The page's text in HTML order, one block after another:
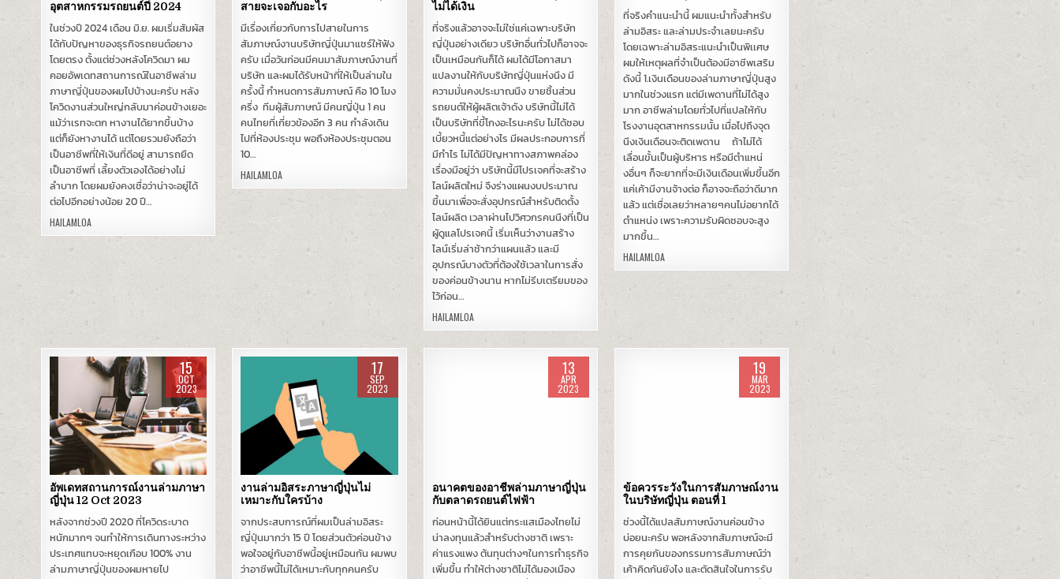
อุตสาหกรรมรถยนต์ปี 2024
ในช่วงปี 2024 เดือน มิ.ย. ผมเริ่มสัมผัส
ได้กับปัญหาของธุรกิจรถยนต์อยาง
โดยตรง ตั้งแต่ช่วงหลังโควิดมา ผม
คอยอัพเดทสถานการณ์ในอาชีพล่าม
ภาษาญี่ปุ่นของผมไปบ้างนะครับ หลัง
โควิดงานส่วนใหญ่กลับมาค่อนข้างเยอะ
แม้ว่าเรทจะตก หางานได้ยากขึ้นบ้าง
แต่ก็ยังหางานได้ แต่โดยรวมยังถือว่า
เป็นอาชีพที่ให้เงินที่ดีอยู่ สามารถยึด
เป็นอาชีพที่ เลี้ยงตัวเองได้อย่างไม่
ลำบาก โดยผมยังคงเชื่อว่าน่าจะอยู่ได้
ต่อไปอีกอย่างน้อย 20 ปี…
HAILAMLOA
สายจะเจอกับอะไร
มีเรื่องเกี่ยวกับการไปสายในการ
สัมภาษณ์งานบริษัทญี่ปุ่นมาแชร์ให้ฟัง
ครับ เมื่อวันก่อนมีคนมาสัมภาษณ์งานที่
บริษัท และผมได้รับหน้าที่ให้เป็นล่ามใน
ครั้งนี้ กำหนดการสัมภาษณ์ คือ 10 โมง
ครึ่ง ทีมผู้สัมภาษณ์ มีคนญี่ปุ่น 1 คน
คนไทยที่เกี่ยวข้องอีก 3 คน กำลังเดิน
ไปที่ห้องประชุม พอถึงห้องประชุมตอน
10…
HAILAMLOA
ไม่ได้เงิน
ที่จริงแล้วอาจจะไม่ใช่แค่เฉพาะบริษัท
ญี่ปุ่นอย่างเดียว บริษัทอื่นทั่วไปก็อาจจะ
เป็นเหมือนกันก็ได้ ผมได้มีโอกาสมา
แปลงานให้กับบริษัทญี่ปุ่นแห่งนึง มี
ความมั่นคงประมาณนึง ขายชิ้นส่วน
รถยนต์ให้ผู้ผลิตเจ้าดัง บริษัทนี้ไม่ได้
เป็นบริษัทที่ขี้โกงอะไรนะครับ ไม่ได้ชอบ
เบี้ยวหนี้แต่อย่างไร มีผลประกอบการที่
มีกำไร ไม่ได้มีปัญหาทางสภาพคล่อง
เรื่องมีอยู่ว่า บริษัทนี้มีโปรเจคที่จะสร้าง
ไลน์ผลิตใหม่ จึงร่างแผนงบประมาณ
ขึ้นมาเพื่อจะสั่งอุปกรณ์สำหรับติดตั้ง
ไลน์ผลิต เวลาผ่านไปวิศวกรคนนึงที่เป็น
ผูัดูแลโปรเจคนี้ เริ่มเห็นว่างานสร้าง
ไลน์เริ่มล่าช้ากว่าแผนแล้ว และมี
อุปกรณ์บางตัวที่ต้องใช้เวลาในการสั่ง
ของค่อนข้างนาน หากไม่รีบเตรียมของ
ไว้ก่อน…
HAILAMLOA
ที่จริงคำแนะนำนี้ ผมแนะนำทั้งสำหรับ
ล่ามอิสระ และล่ามประจำเลยนะครับ
โดยเฉพาะล่ามอิสระแนะนำเป็นพิเเศษ
ผมให้เหตุผลที่จำเป็นต้องมีอาชีพเสริม
ดังนี้ 1.เงินเดือนของล่ามภาษาญี่ปุ่นสูง
มากในช่วงแรก แต่มีเพดานที่ไม่ได้สูง
มาก อาชีพล่ามโดยทั่วไปที่แปลให้กับ
โรงงานอุตสาหกรรมนั้น เมื่อไปถึงจุด
นึงเงินเดือนจะติดเพดาน ถ้าไม่ได้
เลื่อนขั้นเป็นผู้บริหาร หรือมีตำแหน่
งอื่นๆ ก็จะยากที่จะมีเงินเดือนเพิ่มขึ้นอีก
แค่เค้ามีงานจ้างต่อ ก็อาจจะถือว่าดีมาก
แล้ว แต่เชื่อเลยว่าหลายๆคนไม่อยากได้
ตำแหน่ง เพราะความรับผิดชอบจะสูง
มากขึ้น…
HAILAMLOA
15
OCT
2023
Posted
in
อัพเดทสถานการณ์งานล่ามภาษา
ญี่ปุ่น 12 Oct 2023
หลังจากช่วงปี 2020 ที่โควิดระบาด
หนักมากๆ จนทำให้การเดินทางระหว่าง
ประเทศแทบจะหยุดเกือบ 100% งาน
ล่ามภาษาญี่ปุ่นของผมหายไป
17
SEP
2023
Posted
in
งานล่ามอิสระภาษาญี่ปุ่นไม่
เหมาะกับใครบ้าง
จากประสบการณ์ที่ผมเป็นล่ามอิสระ
ญี่ปุ่นมากว่า 15 ปี โดยส่วนตัวค่อนข้าง
พอใจอยู่กับอาชีพนี้อยู่เหมือนกัน ผมพบ
ว่าอาชีพนี้ไม่ได้เหมาะกับทุกคนครับ
13
APR
2023
อนาคตของอาชีพล่ามภาษาญี่ปุ่น
กับตลาดรถยนต์ไฟฟ้า
ก่อนหน้านี้ได้ยินแต่กระแสเมืองไทยไม่
น่าลงทุนแล้วสำหรับต่างชาติ เพราะ
ค่าแรงแพง ต้นทุนต่างๆในการทำธุรกิจ
เพิ่มขึ้น ทำให้ต่างชาติไม่ได้มองเมือง
19
MAR
2023
ข้อควรระวังในการสัมภาษณ์งาน
ในบริษัทญี่ปุ่น ตอนที่ 1
ช่วงนี้ได้แปลสัมภาษณ์งานค่อนข้าง
บ่อยนะครับ พอหลังจากสัมภาษณ์จะมี
การคุยกันของกรรมการสัมภาษณ์ว่า
เค้าคิดกันยังไง และตัดสินใจในการรับ